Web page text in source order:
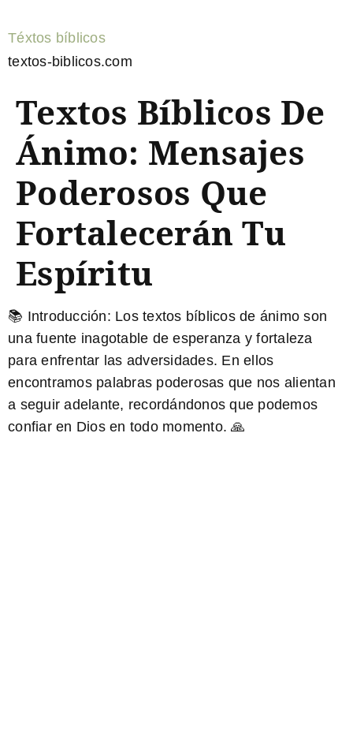
Téxtos bíblicos
textos-biblicos.com
Textos Bíblicos De
Ánimo: Mensajes
Poderosos Que
Fortalecerán Tu
Espíritu
📚 Introducción: Los textos bíblicos de ánimo son
una fuente inagotable de esperanza y fortaleza
para enfrentar las adversidades. En ellos
encontramos palabras poderosas que nos alientan
a seguir adelante, recordándonos que podemos
confiar en Dios en todo momento. 🙏